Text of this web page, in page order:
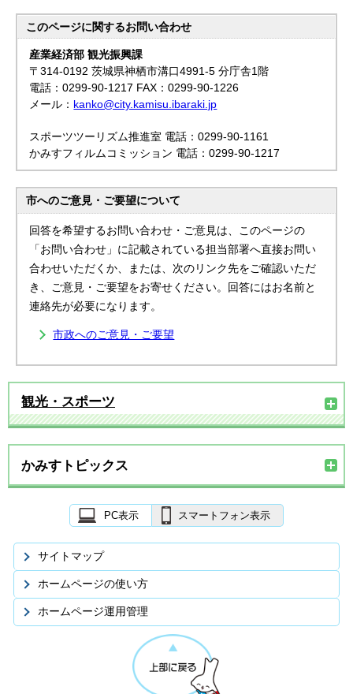
このページに関するお問い合わせ
産業経済部 観光振興課
〒314-0192 茨城県神栖市溝口4991-5 分庁舎1階
電話：0299-90-1217 FAX：0299-90-1226
メール： kanko@city.kamisu.ibaraki.jp
スポーツツーリズム推進室 電話：0299-90-1161
かみすフィルムコミッション 電話：0299-90-1217
市へのご意見・ご要望について
回答を希望するお問い合わせ・ご意見は、このページの
「お問い合わせ」に記載されている担当部署へ直接お問い
合わせいただくか、または、次のリンク先をご確認いただ
き、ご意見・ご要望をお寄せください。回答にはお名前と
連絡先が必要になります。
市政へのご意見・ご要望
観光・スポーツ
かみすトピックス
PC表示 スマートフォン表示
サイトマップ
ホームページの使い方
ホームページ運用管理